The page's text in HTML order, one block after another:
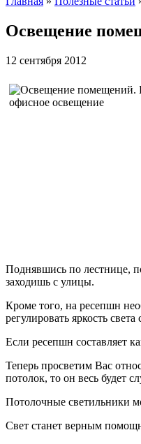
Освещение
12 сентября 2012
Поднявшись по лестнице,
заходишь с улицы.
Кроме того, на ресепшн
регулировать яркость
Если ресепшн составляет
Теперь просветим Вас
потолок, то он весь будет
Потолочные светильники
Свет станет верным